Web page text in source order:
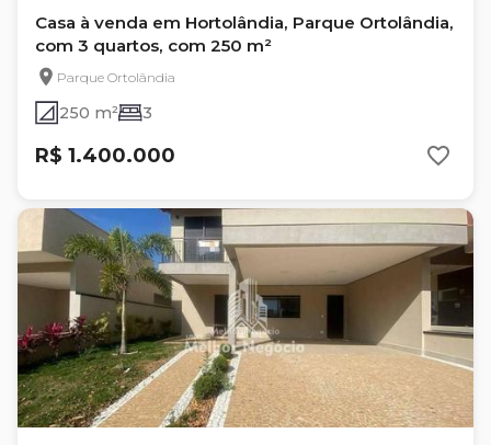
Casa à venda em Hortolândia, Parque Ortolândia,
com 3 quartos, com 250 m²
Parque Ortolândia
250 m² 3
R$ 1.400.000